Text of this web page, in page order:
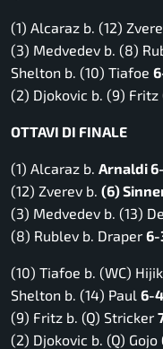
(1) Alcaraz b. (12)
(3) Medvedev b. (8)
Shelton b. (10) Tiafoe
(2) Djokovic b. (9) Fritz
OTTAVI DI FINALE
(1) Alcaraz b. Arnaldi
(12) Zverev b. (6)
(3) Medvedev b. (13)
(8) Rublev b. Draper 6-
(10) Tiafoe b. (WC)
Shelton b. (14) Paul 6-
(9) Fritz b. (Q) Stricker
(2) Djokovic b. (Q) Gojo